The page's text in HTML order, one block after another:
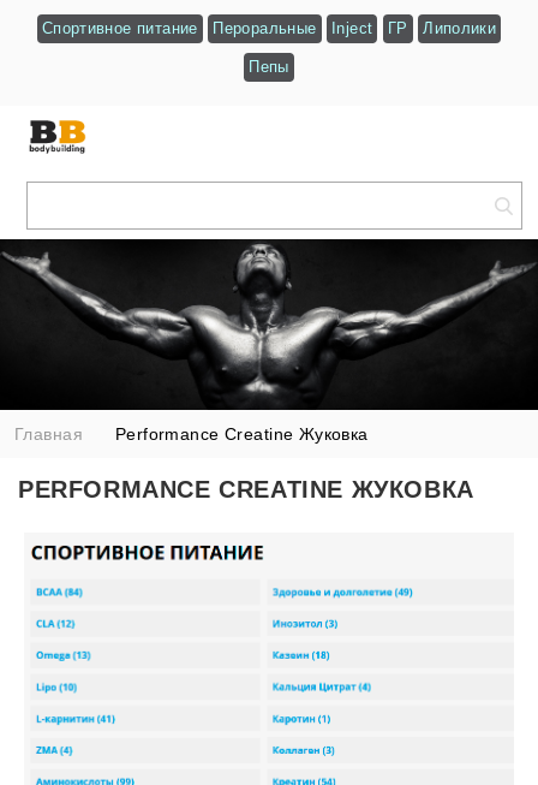
Спортивное питание Пероральные Inject ГР Липолики
Пепы
Главная Performance Creatine Жуковка
PERFORMANCE CREATINE ЖУКОВКА